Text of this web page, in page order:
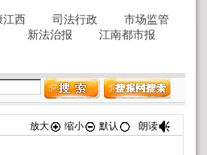
放大 缩小 默认 朗读